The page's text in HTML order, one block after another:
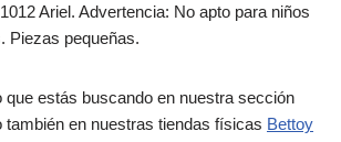
Ariel. Advertencia: No apto para niños
Piezas pequeñas.
que estás buscando en nuestra sección
también en nuestras tiendas físicas Bettoy